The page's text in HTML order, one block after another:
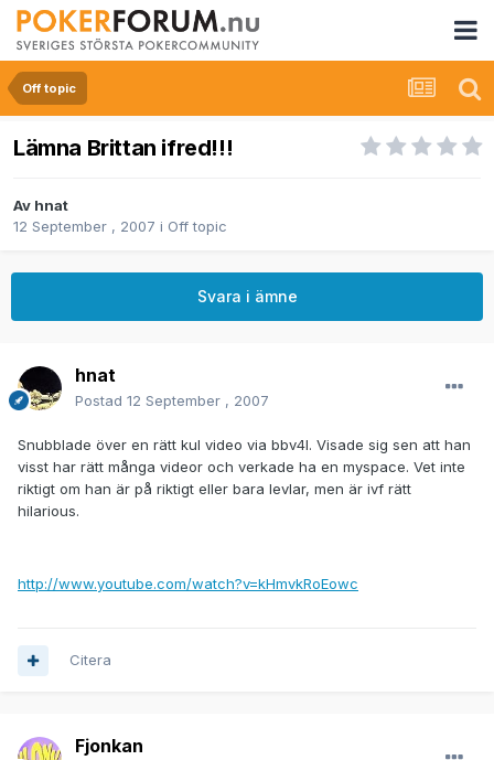
Off topic
Lämna Brittan ifred!!!
Av hnat
12 September , 2007 i Off topic
Svara i ämne
hnat
Postad 12 September , 2007
Snubblade över en rätt kul video via bbv4l. Visade sig sen att han
visst har rätt många videor och verkade ha en myspace. Vet inte
riktigt om han är på riktigt eller bara levlar, men är ivf rätt
hilarious.
http://www.youtube.com/watch?v=kHmvkRoEowc
Citera
Fjonkan